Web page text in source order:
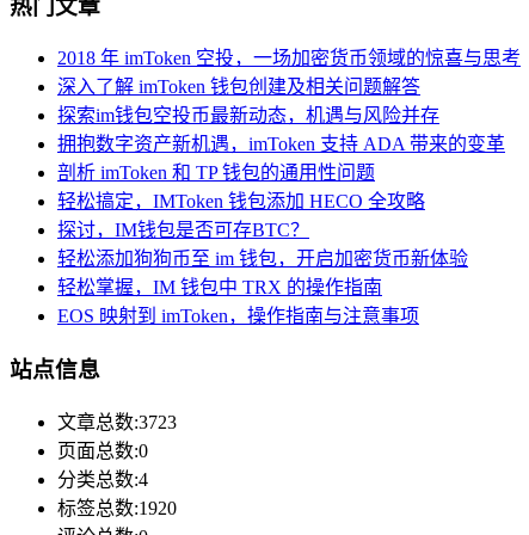
热门文章
2018 年 imToken 空投，一场加密货币领域的惊喜与思考
深入了解 imToken 钱包创建及相关问题解答
探索im钱包空投币最新动态，机遇与风险并存
拥抱数字资产新机遇，imToken 支持 ADA 带来的变革
剖析 imToken 和 TP 钱包的通用性问题
轻松搞定，IMToken 钱包添加 HECO 全攻略
探讨，IM钱包是否可存BTC？
轻松添加狗狗币至 im 钱包，开启加密货币新体验
轻松掌握，IM 钱包中 TRX 的操作指南
EOS 映射到 imToken，操作指南与注意事项
站点信息
文章总数:3723
页面总数:0
分类总数:4
标签总数:1920